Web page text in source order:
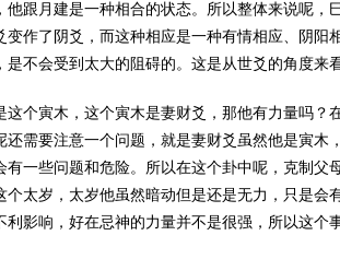
他跟月建是一种相合的状态。所以整体来说呢
变作了阴爻，而这种相应是一种有情相应、阴
不会受到太大的阻碍的。这是从世爻的角度来看
这个寅木，这个寅木是妻财爻，那他有力量吗？
还需要注意一个问题，就是妻财爻虽然他是寅
有一些问题和危险。所以在这个卦中呢，克制
个太岁，太岁他虽然暗动但是还是无力，只是
影响，好在忌神的力量并不是很强，所以这个